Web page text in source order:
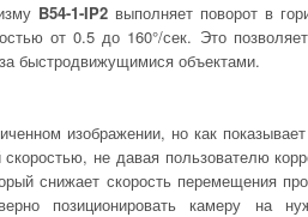
B54-1-IP2 выполняет поворот в
от 0.5 до 160°/сек. Это
быстродвижущимися объектами.
изображении, но как показывает
не давая пользователю
снижает скорость перемещения
позиционировать камеру на